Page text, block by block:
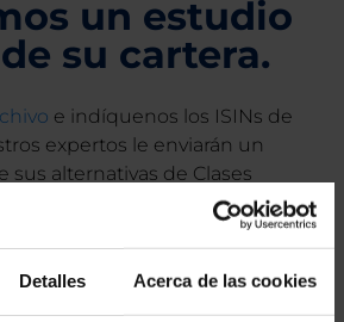
Detalles Acerca de las cookies
un estudio
su cartera.
e indíquenos los ISINs de
expertos le enviarán un
sus alternativas de Clases
podrá ahorrar en sus costes.